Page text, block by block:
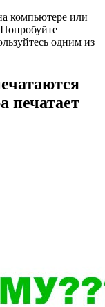
компьютере или
одним из
печатает